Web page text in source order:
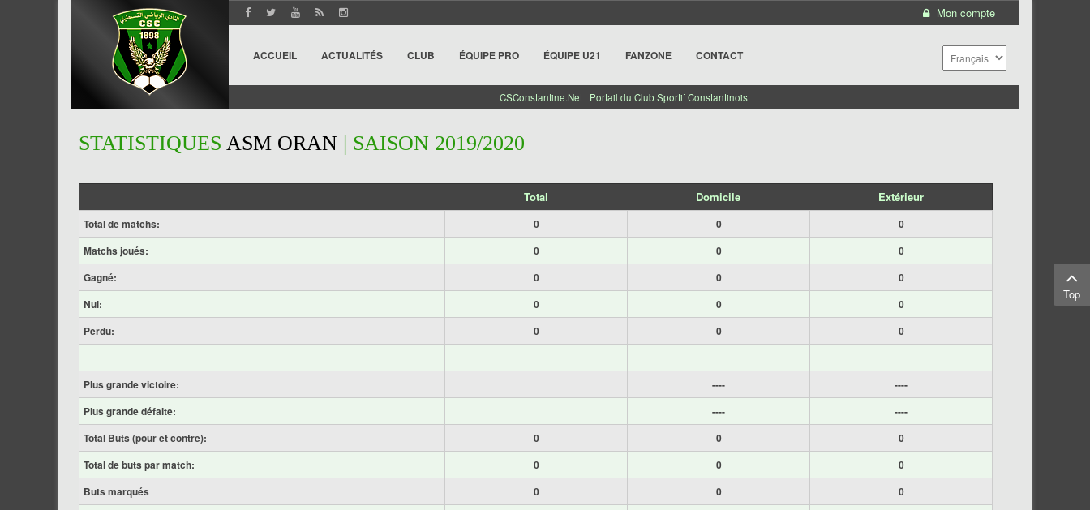
Mon compte
ACCUEIL ACTUALITÉS CLUB ÉQUIPE PRO ÉQUIPE U21 FANZONE CONTACT
CSConstantine.Net | Portail du Club Sportif Constantinois
STATISTIQUES ASM ORAN | SAISON 2019/2020
Total Domicile Extérieur
Total de matchs: 0 0
0
Matchs joués:
0 0
0
Gagné:
0 0
0
Nul:
0 0
0
Perdu:
0 0 0
Plus grande victoire: ----
----
Plus grande défaite:
----
----
Total Buts (pour et contre):
0 0
0
Total de buts par match:
0 0
0
Buts marqués
0 0
0
Top